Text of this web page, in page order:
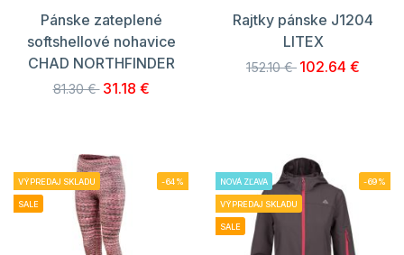
Pánske zateplené
softshellové nohavice
CHAD NORTHFINDER
81.30 € 31.18 €
Rajtky pánske J1204
LITEX
152.10 € 102.64 €
VÝPREDAJ SKLADU
SALE
-64% NOVÁ ZĽAVA
VÝPREDAJ SKLADU
SALE
-69%